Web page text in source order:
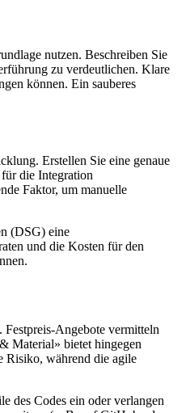
nutzen. Beschreiben Sie
zu verdeutlichen. Klare
können. Ein sauberes
Erstellen Sie eine genaue
die Integration
Faktor, um manuelle
(DSG) eine
und die Kosten für den
Angebote vermitteln
Material» bietet hingegen
Risiko, während die agile
des Codes ein oder verlangen